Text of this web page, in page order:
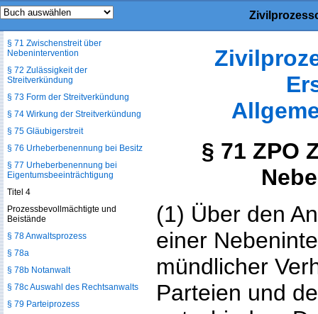
§ 71 ZPO
(1) Über den
einer
mündlicher
Parteien und
§ 70 Beitritt des
§ 71 Zwischenstreit über
Nebenintervention
§ 72 Zulässigkeit der
Streitverkündung
§ 73 Form der Streitverkündung
§ 74 Wirkung der Streitverkündung
§ 75 Gläubigerstreit
§ 76 Urheberbenennung bei Besitz
§ 77 Urheberbenennung bei
Eigentumsbeeinträchtigung
Titel 4
Prozessbevollmächtigte und
Beistände
§ 78 Anwaltsprozess
§ 78a
§ 78b Notanwalt
§ 78c Auswahl des Rechtsanwalts
§ 79 Parteiprozess